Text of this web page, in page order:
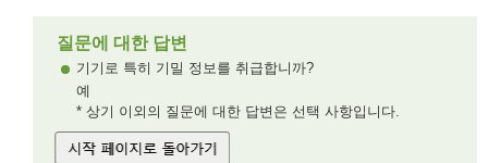
질문에 대한 답변
기기로 특히 기밀 정보를 취급합니까?
예
* 상기 이외의 질문에 대한 답변은 선택 사항입니다.